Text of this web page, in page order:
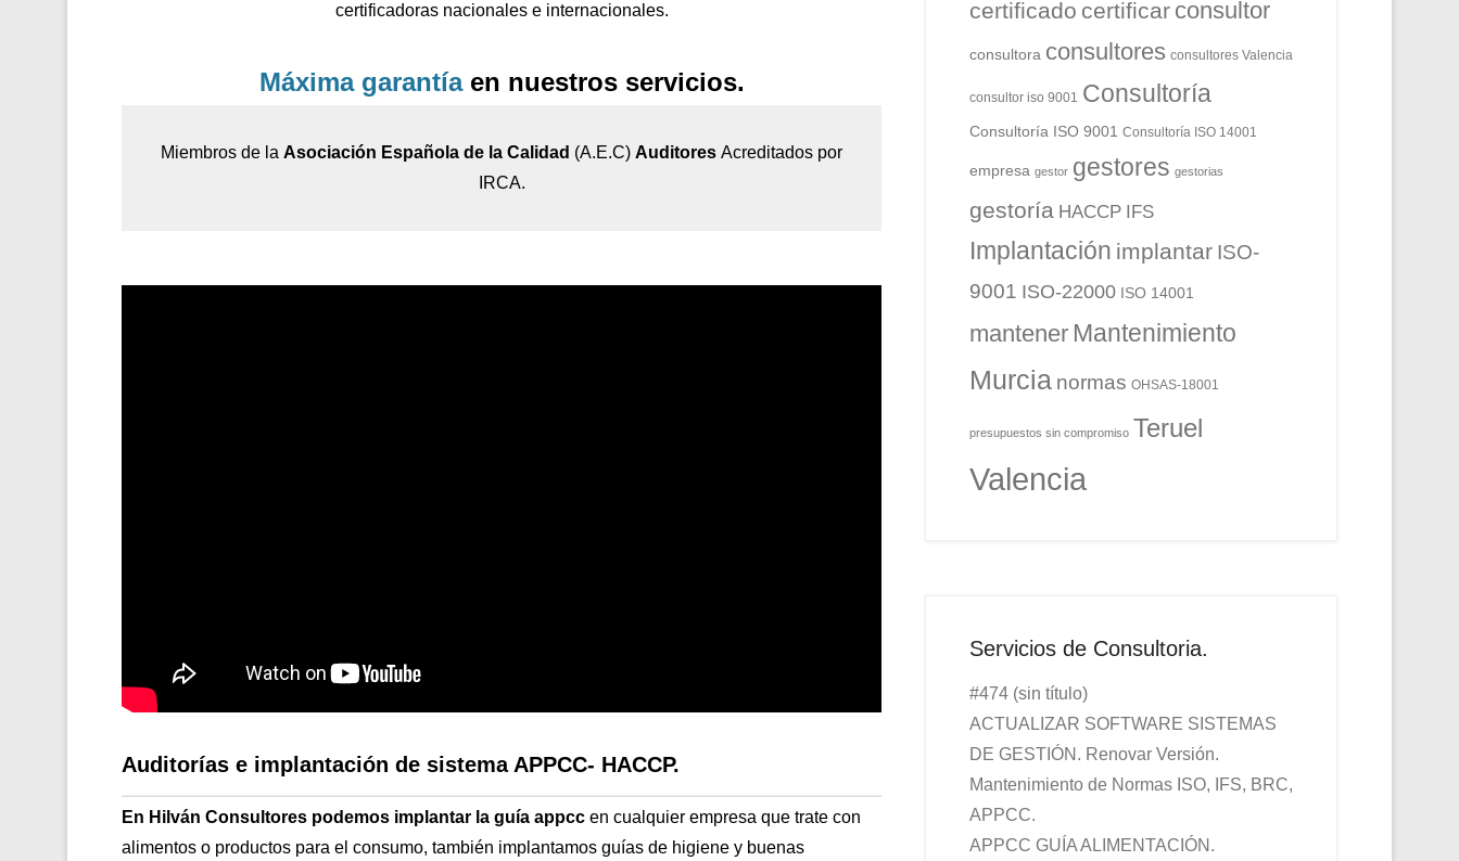
certificadoras nacionales e internacionales.
Máxima garantíaen nuestros servicios.
Miembros de la Asociación Española de la Calidad (A.E.C) Auditores Acreditados por
IRCA.
Auditorías e implantación de sistema APPCC- HACCP.
En Hilván Consultores podemos implantar la guía appcc en cualquier empresa que trate con
alimentos o productos para el consumo, también implantamos guías de higiene y buenas
certificado certificar consultor
consultora consultores consultores Valencia
consultor iso 9001 Consultoría
Consultoría ISO 9001 Consultoría ISO 14001
empresa gestor gestores gestorias
gestoría HACCP IFS
Implantación implantar ISO-
9001 ISO-22000 ISO 14001
mantener Mantenimiento
Murcia normas OHSAS-18001
presupuestos sin compromiso Teruel
Valencia
Servicios de Consultoria.
#474 (sin título)
ACTUALIZAR SOFTWARE SISTEMAS
DE GESTIÓN. Renovar Versión.
Mantenimiento de Normas ISO, IFS, BRC,
APPCC.
APPCC GUÍA ALIMENTACIÓN.